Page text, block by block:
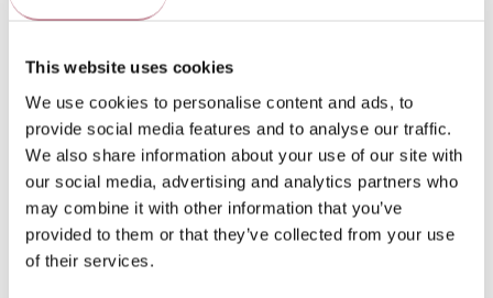
This website uses cookies
We use cookies to personalise content and ads, to
provide social media features and to analyse our traffic.
We also share information about your use of our site with
our social media, advertising and analytics partners who
may combine it with other information that you’ve
provided to them or that they’ve collected from your use
of their services.
motiveren, corrigeren en creëren van draagvlak;
waar anderen stoppen;
Je kunt mensen (weer) mogelijkheden laten zien in
hun eigen ontwikkeling.
Taken en verantwoordelijkheden